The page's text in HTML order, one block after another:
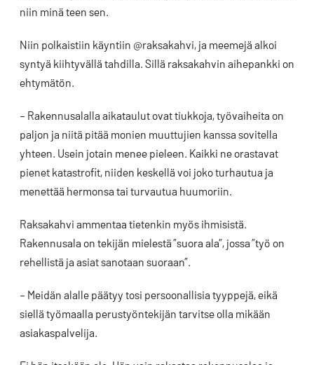
niin minä teen sen.
Niin polkaistiin käyntiin @raksakahvi, ja meemejä alkoi
syntyä kiihtyvällä tahdilla. Sillä raksakahvin aihepankki on
ehtymätön.
– Rakennusalalla aikataulut ovat tiukkoja, työvaiheita on
paljon ja niitä pitää monien muuttujien kanssa sovitella
yhteen. Usein jotain menee pieleen. Kaikki ne orastavat
pienet katastrofit, niiden keskellä voi joko turhautua ja
menettää hermonsa tai turvautua huumoriin.
Raksakahvi ammentaa tietenkin myös ihmisistä.
Rakennusala on tekijän mielestä ”suora ala”, jossa ”työ on
rehellistä ja asiat sanotaan suoraan”.
– Meidän alalle päätyy tosi persoonallisia tyyppejä, eikä
siellä työmaalla perustyöntekijän tarvitse olla mikään
asiakaspalvelija.